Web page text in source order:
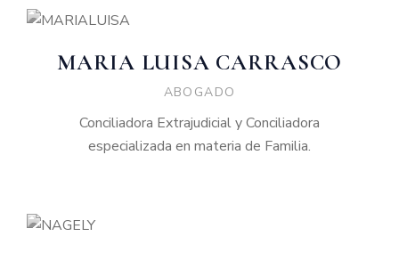
MARIA LUISA CARRASCO
ABOGADO
Conciliadora Extrajudicial y Conciliadora
especializada en materia de Familia.